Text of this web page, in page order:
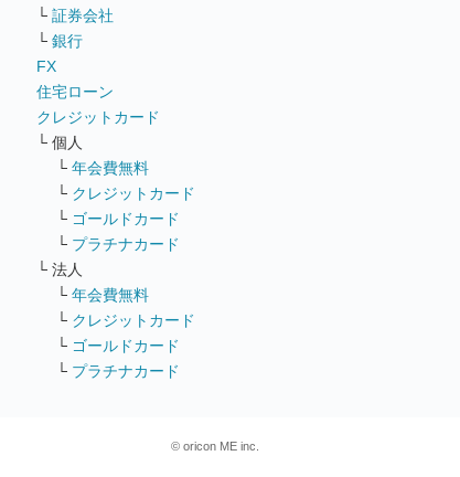
└ 証券会社
└ 銀行
FX
住宅ローン
クレジットカード
└ 個人
└ 年会費無料
└ クレジットカード
└ ゴールドカード
└ プラチナカード
└ 法人
└ 年会費無料
└ クレジットカード
└ ゴールドカード
└ プラチナカード
© oricon ME inc.